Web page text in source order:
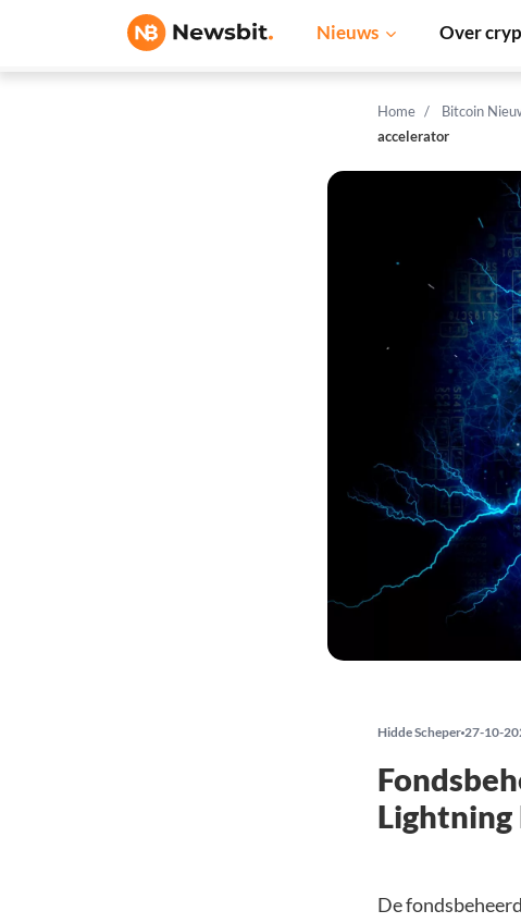
Nieuws Over
Home Bitcoin
accelerator
Hidde Scheper 27-10-
De